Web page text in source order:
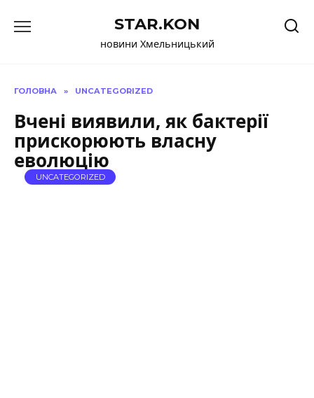
до
STAR.KON
новини Хмельницький
ГОЛОВНА » UNCATEGORIZED
Вчені виявили, як бактерії
прискорюють власну
еволюцію
UNCATEGORIZED